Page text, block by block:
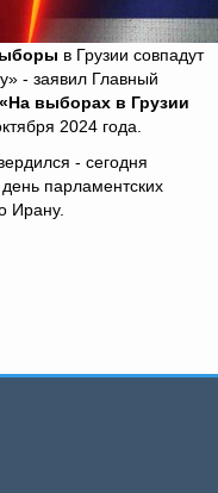
в Грузии совпадут
- заявил Главный
«На выборах в Грузии
2024 года.
- сегодня
парламентских
Ирану.